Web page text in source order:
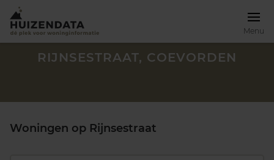
Menu
RIJNSESTRAAT, COEVORDEN
Woningen op Rijnsestraat